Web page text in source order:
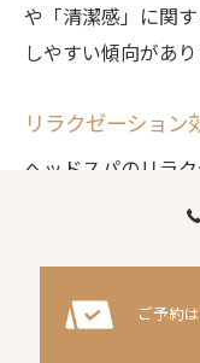
や「清潔感」に関
しやすい傾向があり
リラクゼーショ
ヘッドスパのリラ
ためには、事前準
また、施術中は目
ご予約